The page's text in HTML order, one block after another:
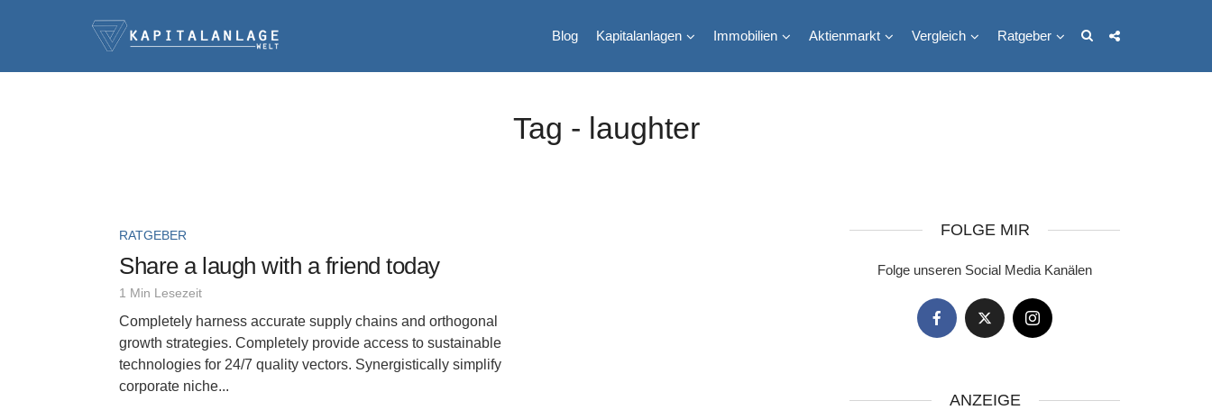
Blog Kapitalanlagen Immobilien Aktienmarkt Vergleich Ratgeber
Tag - laughter
RATGEBER
Share a laugh with a friend today
1 Min Lesezeit
Completely harness accurate supply chains and orthogonal
growth strategies. Completely provide access to sustainable
technologies for 24/7 quality vectors. Synergistically simplify
corporate niche...
FOLGE MIR
Folge unseren Social Media Kanälen
ANZEIGE